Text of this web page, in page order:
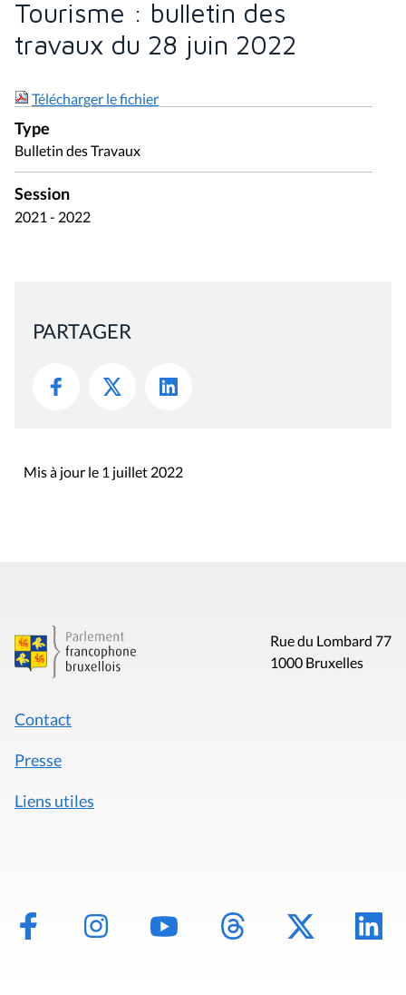
Tourisme : bulletin des
travaux du 28 juin 2022
Télécharger le fichier
Type
Bulletin des Travaux
Session
2021 - 2022
PARTAGER
Mis à jour le 1 juillet 2022
Rue du Lombard 77
1000 Bruxelles
Contact
Presse
Liens utiles